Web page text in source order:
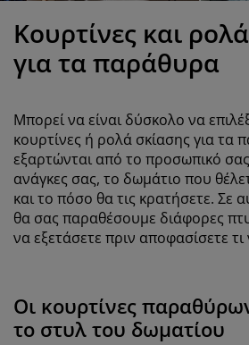
κρεβατιού
στρώματα
κρεβάτια
επίπλων
εξωτερικού χώρου
σπιτιού
πλυντηρίου
Κουρτίνες και
για τα παράθυρα
Μπορεί να είναι δύσκολο να
κουρτίνες ή ρολά σκίασης για
εξαρτώνται από το προσωπικό σας
ανάγκες σας, το δωμάτιο που
και το πόσο θα τις κρατήσετε. Σε
θα σας παραθέσουμε διάφορες
να εξετάσετε πριν αποφασίσετε τι
Οι κουρτίνες
το στυλ του δωματίου